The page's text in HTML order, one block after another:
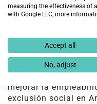
Fundación Endesa y
mejorar la
exclusión social en
measuring the effectiveness of
with Google LLC, more
Accept all
No, adjust